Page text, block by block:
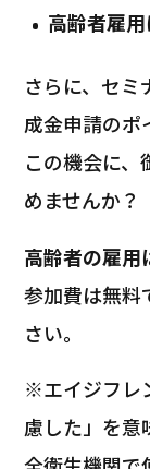
高齢者雇
さらに、セミ
成金申請のポ
この機会に
めませんか？
高齢者の雇用
参加費は無料
さい。
※エイジフレ
慮した」を意